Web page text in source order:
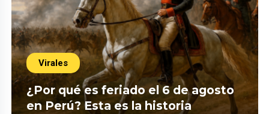
Virales
¿Por qué es feriado el 6 de agosto
en Perú? Esta es la historia